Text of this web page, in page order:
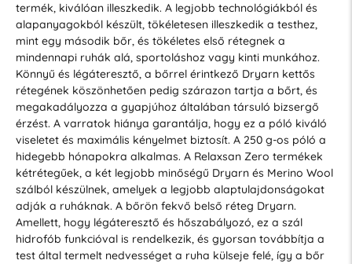
termék, kiválóan illeszkedik. A legjobb technológiákból és
alapanyagokból készült, tökéletesen illeszkedik a testhez,
mint egy második bőr, és tökéletes első rétegnek a
mindennapi ruhák alá, sportoláshoz vagy kinti munkához.
Könnyű és légáteresztő, a bőrrel érintkező Dryarn kettős
rétegének köszönhetően pedig szárazon tartja a bőrt, és
megakadályozza a gyapjúhoz általában társuló bizsergő
érzést. A varratok hiánya garantálja, hogy ez a póló kiváló
viseletet és maximális kényelmet biztosít. A 250 g-os póló a
hidegebb hónapokra alkalmas. A Relaxsan Zero termékek
kétrétegűek, a két legjobb minőségű Dryarn és Merino Wool
szálból készülnek, amelyek a legjobb alaptulajdonságokat
adják a ruháknak. A bőrön fekvő belső réteg Dryarn.
Amellett, hogy légáteresztő és hőszabályozó, ez a szál
hidrofób funkcióval is rendelkezik, és gyorsan továbbítja a
test által termelt nedvességet a ruha külseje felé, így a bőr